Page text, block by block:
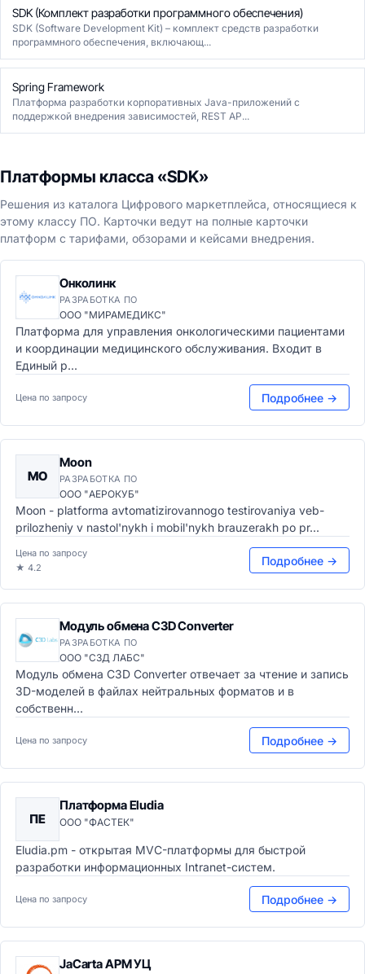
SDK (Комплект разработки программного обеспечения)
SDK (Software Development Kit) – комплект средств разработки
программного обеспечения, включающ...
Spring Framework
Платформа разработки корпоративных Java-приложений с
поддержкой внедрения зависимостей, REST AP...
Платформы класса «SDK»
Решения из каталога Цифрового маркетплейса, относящиеся к
этому классу ПО. Карточки ведут на полные карточки
платформ с тарифами, обзорами и кейсами внедрения.
Онколинк
РАЗРАБОТКА ПО
ООО "МИРАМЕДИКС"
Платформа для управления онкологическими пациентами
и координации медицинского обслуживания. Входит в
Единый р...
Цена по запросу Подробнее →
MO
Moon
РАЗРАБОТКА ПО
ООО "АЕРОКУБ"
Moon - platforma avtomatizirovannogo testirovaniya veb-
prilozheniy v nastol'nykh i mobil'nykh brauzerakh po pr...
Цена по запросу
★ 4.2
Подробнее →
Модуль обмена C3D Converter
РАЗРАБОТКА ПО
ООО "СЗД ЛАБС"
Модуль обмена C3D Converter отвечает за чтение и запись
3D-моделей в файлах нейтральных форматов и в
собственн...
Цена по запросу Подробнее →
ПE
Платформа Eludia
ООО "ФАСТЕК"
Eludia.pm - открытая MVC-платформы для быстрой
разработки информационных Intranet-систем.
Цена по запросу Подробнее →
JaCarta АРМ УЦ